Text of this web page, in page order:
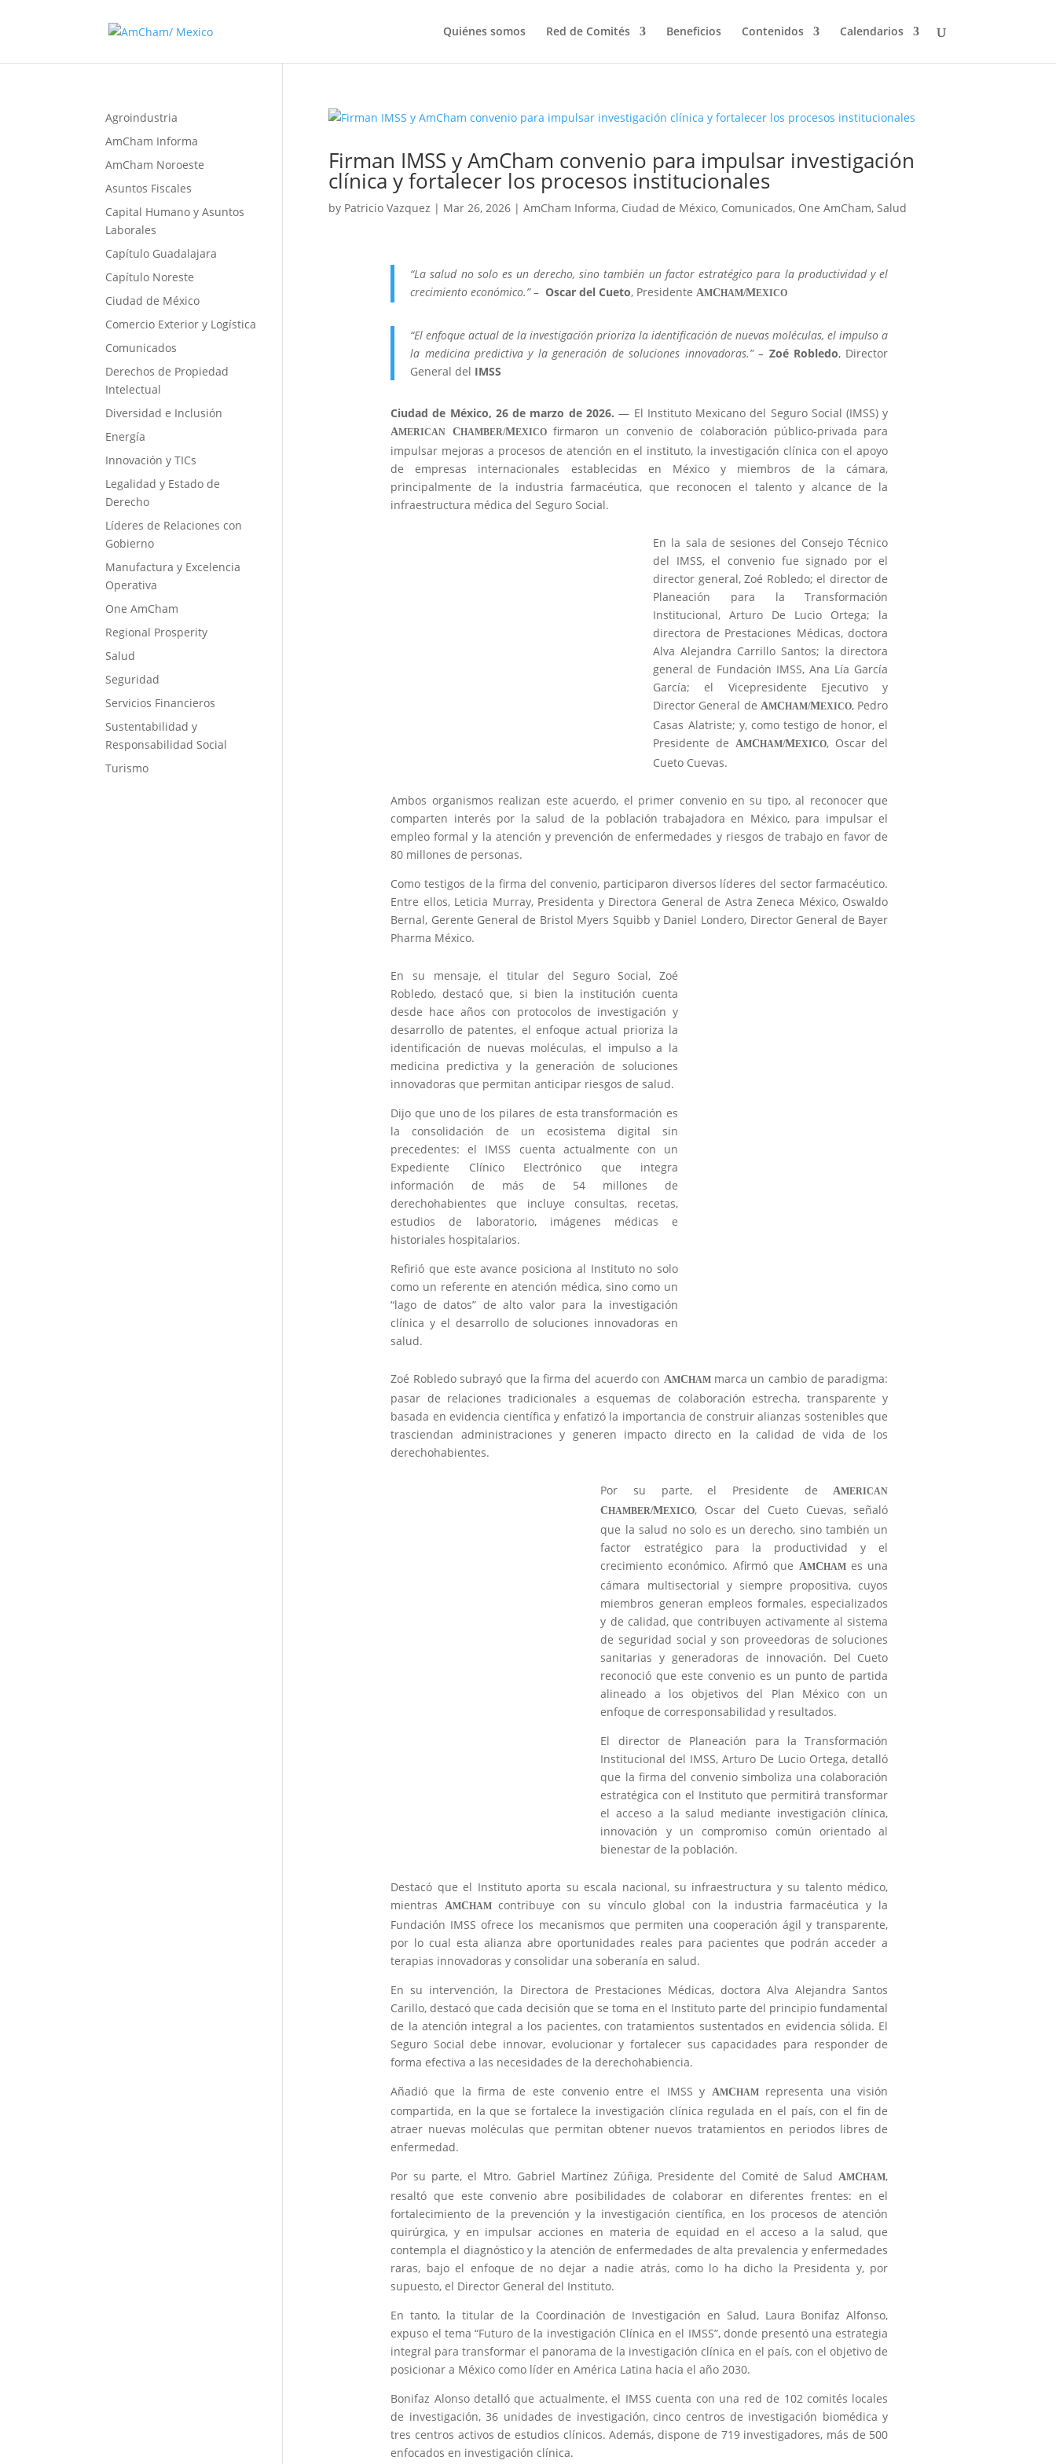
Quiénes somos Red de Comités Beneficios Contenidos Calendarios
Firman IMSS y AmCham convenio para impulsar investigación
clínica y fortalecer los procesos institucionales
by Patricio Vazquez | Mar 26, 2026| AmCham Informa, Ciudad de México, Comunicados, One AmCham, Salud
“La salud no solo es un derecho, sino también un factor estratégico para la productividad y el
crecimiento económico.” – Oscar del Cueto, PresidenteAMCHAM/MEXICO
“El enfoque actual de la investigación prioriza la identificación de nuevas moléculas, el impulso a
la medicina predictiva y la generación de soluciones innovadoras.” – Zoé Robledo, Director
General del IMSS
Ciudad de México, 26 de marzo de 2026. — El Instituto Mexicano del Seguro Social (IMSS) y
AMERICAN CHAMBER/MEXICOfirmaron un convenio de colaboración público-privada para
impulsar mejoras a procesos de atención en el instituto, la investigación clínica con el apoyo
de empresas internacionales establecidas en México y miembros de la cámara,
principalmente de la industria farmacéutica, que reconocen el talento y alcance de la
infraestructura médica del Seguro Social.
En la sala de sesiones del Consejo Técnico
del IMSS, el convenio fue signado por el
director general, Zoé Robledo; el director de
Planeación para la Transformación
Institucional, Arturo De Lucio Ortega; la
directora de Prestaciones Médicas, doctora
Alva Alejandra Carrillo Santos; la directora
general de Fundación IMSS, Ana Lía García
García; el Vicepresidente Ejecutivo у
Director General deAMCHAM/MEXICO, Pedro
Casas Alatriste; y, como testigo de honor, el
Presidente de AMCHAM/MEXICO, Oscar del
Cueto Cuevas.
Ambos organismos realizan este acuerdo, el primer convenio en su tipo, al reconocer que
comparten interés por la salud de la población trabajadora en México, para impulsar el
empleo formal y la atención y prevención de enfermedades y riesgos de trabajo en favor de
80 millones de personas.
Como testigos de la firma del convenio, participaron diversos líderes del sector farmacéutico.
Entre ellos, Leticia Murray, Presidenta y Directora General de Astra Zeneca México, Oswaldo
Bernal, Gerente General de Bristol Myers Squibb y Daniel Londero, Director General de Bayer
Pharma México.
En su mensaje, el titular del Seguro Social, Zoé
Robledo, destacó que, si bien la institución cuenta
desde hace años con protocolos de investigación y
desarrollo de patentes, el enfoque actual prioriza la
identificación de nuevas moléculas, el impulso a la
medicina predictiva y la generación de soluciones
innovadoras que permitan anticipar riesgos de salud.
Dijo que uno de los pilares de esta transformación es
la consolidación de un ecosistema digital sin
precedentes: el IMSS cuenta actualmente con un
Expediente Clínico Electrónico que integra
información de más de 54 millones de
derechohabientes que incluye consultas, recetas,
estudios de laboratorio, imágenes médicas e
historiales hospitalarios.
Refirió que este avance posiciona al Instituto no solo
como un referente en atención médica, sino como un
“lago de datos” de alto valor para la investigación
clínica y el desarrollo de soluciones innovadoras en
salud.
Zoé Robledo subrayó que la firma del acuerdo conAMCHAM marca un cambio de paradigma:
pasar de relaciones tradicionales a esquemas de colaboración estrecha, transparente y
basada en evidencia científica y enfatizó la importancia de construir alianzas sostenibles que
trasciendan administraciones y generen impacto directo en la calidad de vida de los
derechohabientes.
Por su parte, el Presidente deAMERICAN
CHAMBER/MEXICO, Oscar del Cueto Cuevas, señaló
que la salud no solo es un derecho, sino también un
factor estratégico para la productividad y el
crecimiento económico. Afirmó que AMCHAM es una
cámara multisectorial y siempre propositiva, cuyos
miembros generan empleos formales, especializados
y de calidad, que contribuyen activamente al sistema
de seguridad social y son proveedoras de soluciones
sanitarias y generadoras de innovación. Del Cueto
reconoció que este convenio es un punto de partida
alineado a los objetivos del Plan México con un
enfoque de corresponsabilidad y resultados.
El director de Planeación para la Transformación
Institucional del IMSS, Arturo De Lucio Ortega, detalló
que la firma del convenio simboliza una colaboración
estratégica con el Instituto que permitirá transformar
el acceso a la salud mediante investigación clínica,
innovación y un compromiso común orientado al
bienestar de la población.
Destacó que el Instituto aporta su escala nacional, su infraestructura y su talento médico,
mientrasAMCHAMcontribuye con su vínculo global con la industria farmacéutica y la
Fundación IMSS ofrece los mecanismos que permiten una cooperación ágil y transparente,
por lo cual esta alianza abre oportunidades reales para pacientes que podrán acceder a
terapias innovadoras y consolidar una soberanía en salud.
En su intervención, la Directora de Prestaciones Médicas, doctora Alva Alejandra Santos
Carillo, destacó que cada decisión que se toma en el Instituto parte del principio fundamental
de la atención integral a los pacientes, con tratamientos sustentados en evidencia sólida. El
Seguro Social debe innovar, evolucionar y fortalecer sus capacidades para responder de
forma efectiva a las necesidades de la derechohabiencia.
Añadió que la firma de este convenio entre el IMSS yAMCHAM representa una visión
compartida, en la que se fortalece la investigación clínica regulada en el país, con el fin de
atraer nuevas moléculas que permitan obtener nuevos tratamientos en periodos libres de
enfermedad.
Por su parte, el Mtro. Gabriel Martínez Zúñiga, Presidente del Comité de SaludAMCHAM,
resaltó que este convenio abre posibilidades de colaborar en diferentes frentes: en el
fortalecimiento de la prevención y la investigación científica, en los procesos de atención
quirúrgica, y en impulsar acciones en materia de equidad en el acceso a la salud, que
contempla el diagnóstico y la atención de enfermedades de alta prevalencia y enfermedades
raras, bajo el enfoque de no dejar a nadie atrás, como lo ha dicho la Presidenta y, por
supuesto, el Director General del Instituto.
En tanto, la titular de la Coordinación de Investigación en Salud, Laura Bonifaz Alfonso,
expuso el tema “Futuro de la investigación Clínica en el IMSS”, donde presentó una estrategia
integral para transformar el panorama de la investigación clínica en el país, con el objetivo de
posicionar a México como líder en América Latina hacia el año 2030.
Bonifaz Alonso detalló que actualmente, el IMSS cuenta con una red de 102 comités locales
de investigación, 36 unidades de investigación, cinco centros de investigación biomédica y
tres centros activos de estudios clínicos. Además, dispone de 719 investigadores, más de 500
enfocados en investigación clínica.
Agroindustria
AmCham Informa
AmCham Noroeste
Asuntos Fiscales
Capital Humano y Asuntos
Laborales
Capítulo Guadalajara
Capítulo Noreste
Ciudad de México
Comercio Exterior y Logística
Comunicados
Derechos de Propiedad
Intelectual
Diversidad e Inclusión
Energía
Innovación y TICs
Legalidad y Estado de
Derecho
Líderes de Relaciones con
Gobierno
Manufactura y Excelencia
Operativa
One AmCham
Regional Prosperity
Salud
Seguridad
Servicios Financieros
Sustentabilidad y
Responsabilidad Social
Turismo